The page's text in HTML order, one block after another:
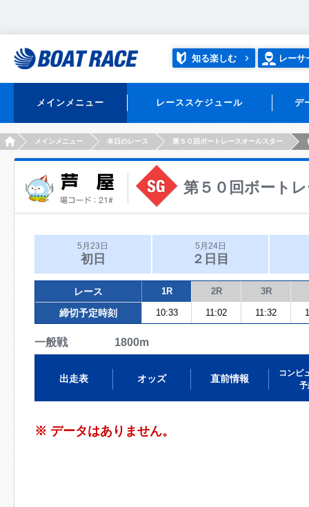
知る楽しむ レーサ
メインメニュー レーススケジュール デ
HOMEメインメニュー 本日のレース 第５０回ボートレースオールスター
第５０回ボート
5月23日
初日
5月24日
２日目
レース 1R 2R 3R
締切予定時刻 10:33 11:02 11:32
一般戦 1800m
出走表 オッズ 直前情報
コンピ
予
※ データはありません。